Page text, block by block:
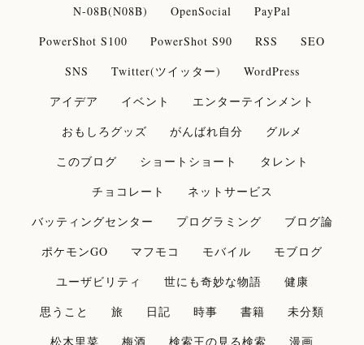
N-08B(N08B)
OpenSocial
PayPal
PowerShot S100
PowerShot S90 RSS
SEO
SNS
Twitter(ツイッター)
WordPress
アイデア
イベント
エンターテインメント
おもしろグッズ
がんばれ自分
グルメ
このブログ
ショートショート
タレント
チョコレート
ネットサービス
バッティングセンター
プログラミング
ブログ論
ポケモンGO
マフモコ モバイル
モブログ
ユーザビリティ
世にも奇妙な物語
健康
思うこと
旅 日記 時事 書籍
未分類
松木里菜
梅酒 検索王の見る検索
漫画